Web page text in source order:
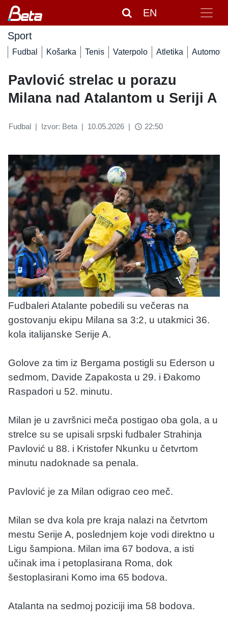
EN
Sport
Fudbal Košarka Tenis Vaterpolo Atletika Automoto
Pavlović strelac u porazu
Milana nad Atalantom u Seriji A
Fudbal | Izvor: Beta | 10.05.2026 | access_time 22:50
Fudbaleri Atalante pobedili su večeras na
gostovanju ekipu Milana sa 3:2, u utakmici 36.
kola italijanske Serije A.
Golove za tim iz Bergama postigli su Ederson u
sedmom, Davide Zapakosta u 29. i Đakomo
Raspadori u 52. minutu.
Milan je u završnici meča postigao oba gola, a u
strelce su se upisali srpski fudbaler Strahinja
Pavlović u 88. i Kristofer Nkunku u četvrtom
minutu nadoknade sa penala.
Pavlović je za Milan odigrao ceo meč.
Milan se dva kola pre kraja nalazi na četvrtom
mestu Serije A, poslednjem koje vodi direktno u
Ligu šampiona. Milan ima 67 bodova, a isti
učinak ima i petoplasirana Roma, dok
šestoplasirani Komo ima 65 bodova.
Atalanta na sedmoj poziciji ima 58 bodova.